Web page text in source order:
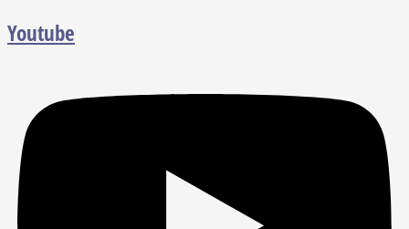
Youtube